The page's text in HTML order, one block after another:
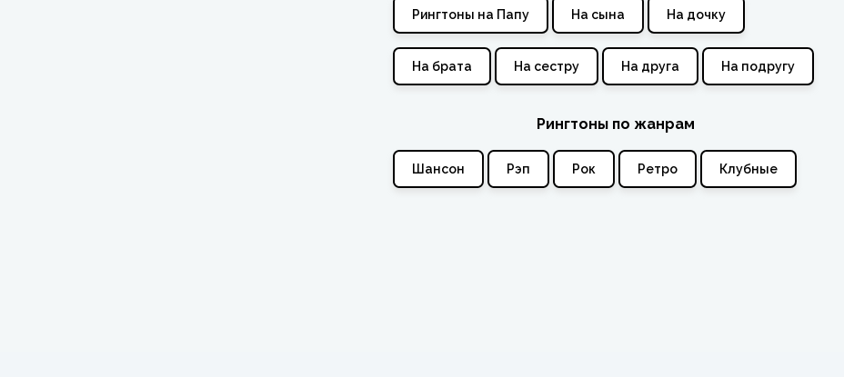
Рингтоны на Папу На сына На дочку
На брата На сестру На друга На подругу
Рингтоны по жанрам
Шансон Рэп Рок Ретро Клубные